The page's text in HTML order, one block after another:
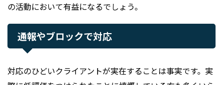
の活動において有益になるでしょう。
通報やブロックで対応
対応のひどいクライアントが実在することは事実です。実